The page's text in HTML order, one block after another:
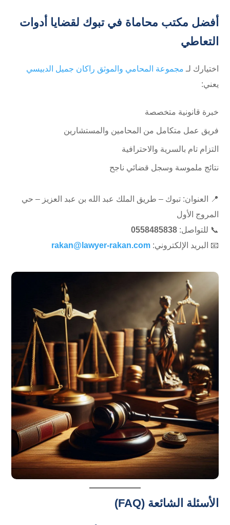
أفضل مكتب محاماة في تبوك لقضايا أدوات
التعاطي
اختيارك لـ مجموعة المحامي والموثق راكان جميل الدبيسي
يعني:
خبرة قانونية متخصصة
فريق عمل متكامل من المحامين والمستشارين
التزام تام بالسرية والاحترافية
نتائج ملموسة وسجل قضائي ناجح
📍 العنوان: تبوك – طريق الملك عبد الله بن عبد العزيز – حي
المروج الأول
📞 للتواصل:0558485838
📧 البريد الإلكتروني:rakan@lawyer-rakan.com
الأسئلة الشائعة (FAQ)